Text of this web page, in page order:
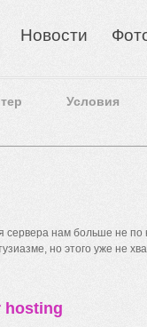
Новости
Условия
нам больше не по
но этого уже не
hosting